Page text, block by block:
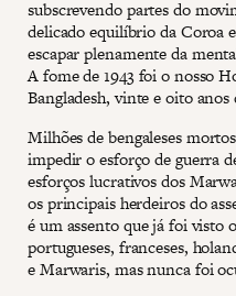
subscrevendo partes do
delicado equilíbrio da Coroa
escapar plenamente da
A fome de 1943 foi o nosso
Bangladesh, vinte e oito
Milhões de bengaleses
impedir o esforço de guerra
esforços lucrativos dos
os principais herdeiros do
é um assento que já foi visto
portugueses, franceses,
e Marwaris, mas nunca foi